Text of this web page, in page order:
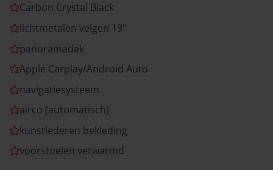
Carbon Crystal Black
lichtmetalen velgen 19"
panoramadak
Apple Carplay/Android Auto
navigatiesysteem
airco (automatisch)
kunstlederen bekleding
voorstoelen verwarmd